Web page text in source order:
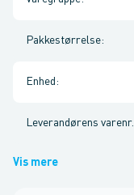
Pakkestørrelse:
Enhed :
Leverandørens varenr.
Vis mere